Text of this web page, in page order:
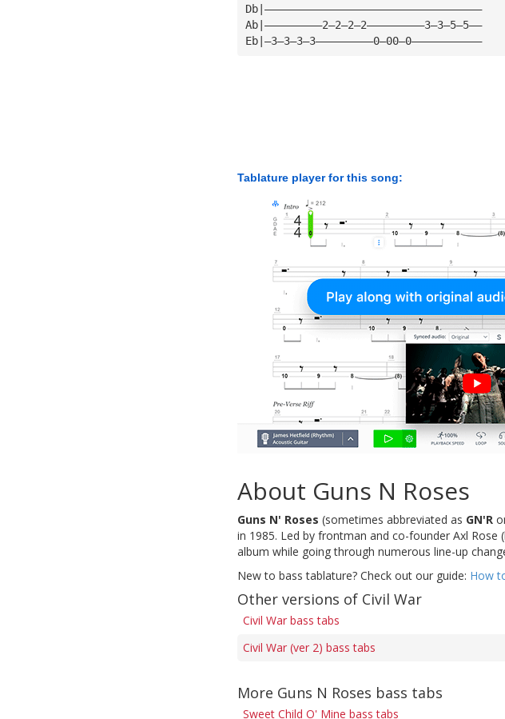
Db|——————————————————————————————————
Ab|—————————2—2—2—2—————————3—3—5—5——
Eb|—3—3—3—3—————————0—00—0———————————
Tablature player for this song:
About Guns N Roses
Guns N' Roses (sometimes abbreviated as GN'R
in 1985. Led by frontman and co-founder Axl Rose
album while going through numerous line-up
New to bass tablature? Check out our guide: How
Other versions of Civil War
Civil War bass tabs
Civil War (ver 2) bass tabs
More Guns N Roses bass tabs
Sweet Child O' Mine bass tabs